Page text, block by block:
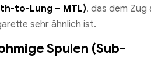
to-Lung – MTL), das dem Zug
sehr ähnlich ist.
Spulen (Sub-